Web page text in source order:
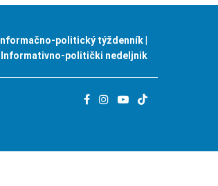
Informačno-politický týždenník |
Informativno-politički nedeljnik